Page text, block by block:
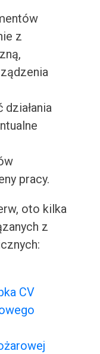
z
pracy.
oto kilka
z
CV